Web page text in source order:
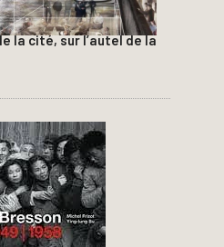
la cité, sur l’autel de la